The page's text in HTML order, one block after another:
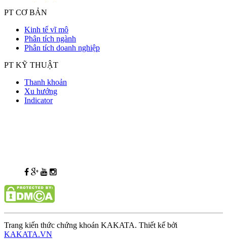
PT CƠ BẢN
Kinh tế vĩ mô
Phân tích ngành
Phân tích doanh nghiệp
PT KỸ THUẬT
Thanh khoản
Xu hướng
Indicator
Trang kiến thức chứng khoán KAKATA. Thiết kế bởi
KAKATA.VN